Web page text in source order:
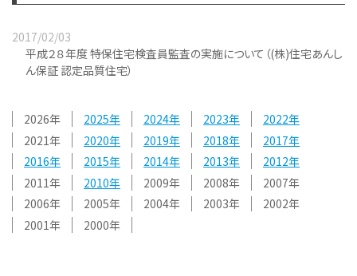
2017/02/03
平成２８年度 特保住宅検査員監査の実施について（(株)住宅あんし
ん保証 認定品質住宅）
2026 2025 2024 2023
2022
2021
2020 2019 2018
2017
2016
2015 2014 2013
2012
2011
2010 2009 2008
2007
2006
2005 2004 2003
2002
2001
2000